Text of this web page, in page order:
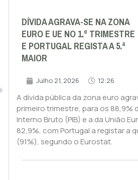
DÍVIDA AGRAVA-SE NA ZONA
EURO E UE NO 1.º TRIMESTRE
E PORTUGAL REGISTA A 5.ª
MAIOR
Julho 21, 2026 12:26
A dívida pública da zona euro
primeiro trimestre, para os 88,9%
Interno Bruto (PIB) e a da União
82,9%, com Portugal a registar a
(91%), segundo o Eurostat.